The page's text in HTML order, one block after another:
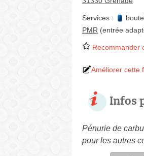
Services :
PMR (entrée
Recommander
Améliorer cette
Infos
Pénurie de
pour les autres